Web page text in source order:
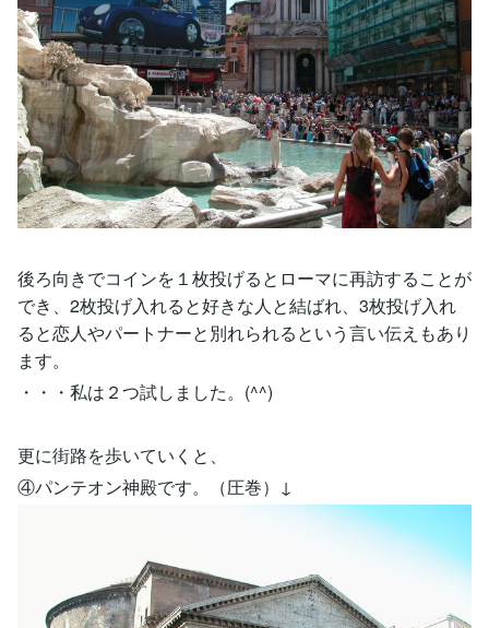
後ろ向きでコインを１枚投げるとローマに再訪することが
でき、2枚投げ入れると好きな人と結ばれ、3枚投げ入れ
ると恋人やパートナーと別れられるという言い伝えもあり
ます。
・・・私は２つ試しました。(^^)
更に街路を歩いていくと、
④パンテオン神殿です。（圧巻）↓